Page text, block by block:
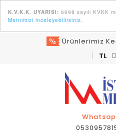
K.V.K.K. UYARISI: 6698 sayılı KVKK
Metnimizi inceleyebilirsiniz.
Ürünlerimiz
TL